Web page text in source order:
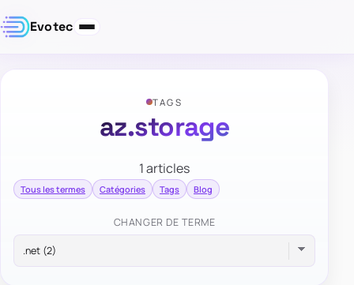
Evotec
TAGS
az.storage
1 articles
Tous les termes Catégories Tags Blog
CHANGER DE TERME